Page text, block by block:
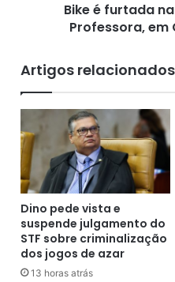
g
r
ó
x
i
c
o
c
o
m
s
a
p
o
t
a
d
a
c
a
s
a
d
Bike é furtada
Professora, em
Artigos relacionados
Dino pede vista e
suspende julgamento do
STF sobre criminalização
dos jogos de azar
13 horas atrás